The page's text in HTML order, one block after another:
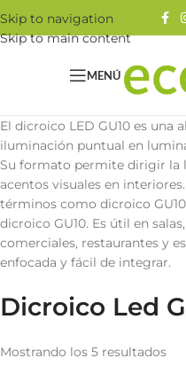
Skip to navigation
Skip to main content
MENÚ
El dicroico LED GU10 es una
iluminación puntual en
Su formato permite dirigir la
acentos visuales en
términos como dicroico
dicroico GU10. Es útil en
comerciales, restaurantes y
enfocada y fácil de integrar.
Dicroico Led
Mostrando los 5 resultados